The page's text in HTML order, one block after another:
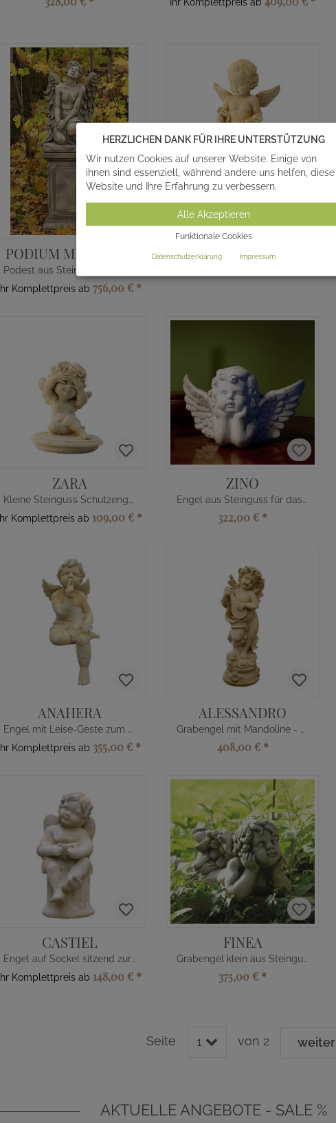
PODIUM MERCURIA
Ihr Komplettpreis ab 756,00 € *
AARON
Kleine Deko Grabfigur mit Engel
ZARA
Kleine Steinguss Schutzengel Figur Deko
Ihr Komplettpreis ab 109,00 € *
ZINO
Engel aus Steinguss für das Grab
322,00 € *
ANAHERA
Engel mit Leise-Geste zum Hinsetzen
Ihr Komplettpreis ab 355,00 € *
ALESSANDRO
Grabengel mit Mandoline - Stein Skulptur
408,00 € *
CASTIEL
Engel auf Sockel sitzend zur Grabdeko
Ihr Komplettpreis ab 148,00 € *
FINEA
Grabengel klein aus Steinguss
375,00 € *
Seite 1 von 2 weiter
AKTUELLE ANGEBOTE - SALE %
HERZLICHEN DANK FÜR IHRE UNTERSTÜTZUNG
Wir nutzen Cookies auf unserer Website. Einige von
ihnen sind essenziell, während andere uns helfen, diese
Website und Ihre Erfahrung zu verbessern.
Alle Akzeptieren
Funktionale Cookies
Datenschutzerklärung Impressum